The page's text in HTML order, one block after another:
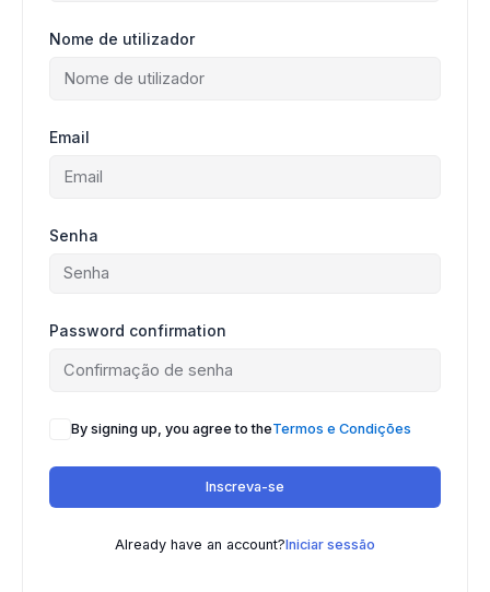
Nome de utilizador
Email
Senha
Password confirmation
By signing up, you agree to theTermos e Condições
Inscreva-se
Already have an account?Iniciar sessão